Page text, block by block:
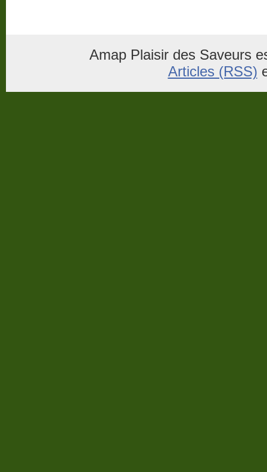
Amap Plaisir des Saveurs
Articles (RSS)